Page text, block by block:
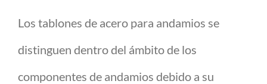
Los tablones de acero para andamios se
distinguen dentro del ámbito de los
componentes de andamios debido a su